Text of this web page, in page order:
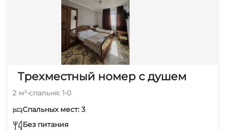
Трехместный номер с душем
2 м²•спальня: 1•0
Спальных мест: 3
Без питания